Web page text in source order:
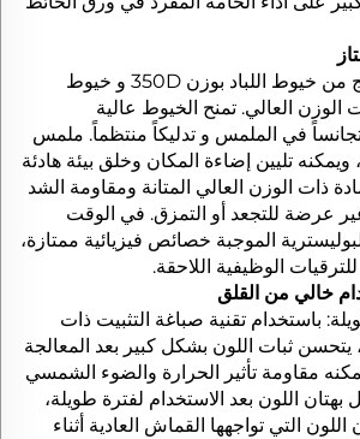
إنها مصنوعة من مزيج من خيوط اللباد بوزن 350D و خيوط
الوزن العالي. تمنح الخيوط عالية
في الملمس و تدليكاً منتظماً. ملمس
ويمكنه تليين إضاءة المكان وخلق بيئة هادئة
ذات الوزن العالي المتانة ومقاومة الشد
عرضة للتجعد أو التمزق. في الوقت
الموجبة خصائص فيزيائية ممتازة،
الوظيفية اللاحقة.
خالي من القلق
باستخدام تقنية صباغة التثبيت ذات
يتحسن ثبات اللون بشكل كبير بعد المعالجة
مقاومة تأثير الحرارة والضوء الشمسي
اللون بعد الاستخدام لفترة طويلة،
التي تواجهها القماش العادية أثناء